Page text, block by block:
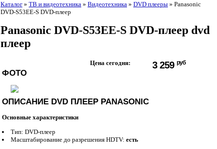
Каталог » ТВ и видеотехника » Видеотехника » DVD плееры » Panasonic
DVD-S53EE-S DVD-плеер
Panasonic DVD-S53EE-S DVD-плеер dvd
плеер
ФОТО
Цена сегодня: 3 259 руб
ОПИСАНИЕ DVD ПЛЕЕР PANASONIC
Основные характеристики
Тип: DVD-плеер
Масштабирование до разрешения HDTV:есть